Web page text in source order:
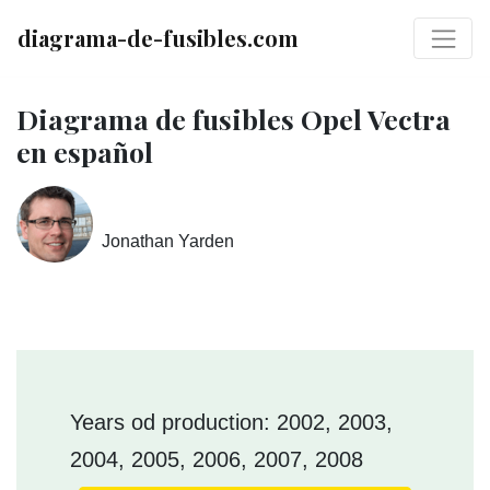
diagrama-de-fusibles.com
Diagrama de fusibles Opel Vectra
en español
Jonathan Yarden
Years od production: 2002, 2003,
2004, 2005, 2006, 2007, 2008